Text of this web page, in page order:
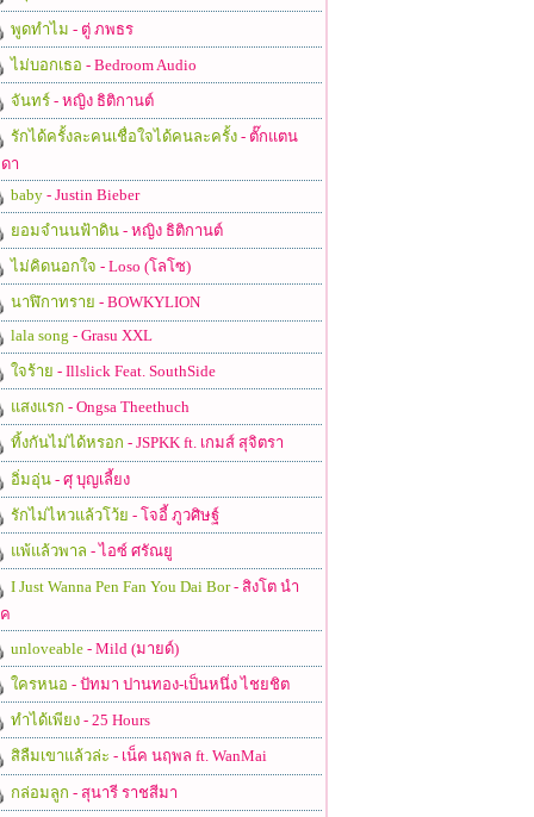
พูดทำไม - ตู่ ภพธร
ไม่บอกเธอ - Bedroom Audio
จันทร์- หญิง ธิติกานต์
รักได้ครั้งละคนเชื่อใจได้คนละครั้ง- ตั๊กแตน
า
baby- Justin Bieber
ยอมจำนนฟ้าดิน- หญิง ธิติกานต์
ไม่คิดนอกใจ - Loso (โลโซ)
นาฬิกาทราย - BOWKYLION
lala song - Grasu XXL
ใจร้าย - Illslick Feat. SouthSide
แสงแรก - Ongsa Theethuch
ทิ้งกันไม่ได้หรอก - JSPKK ft. เกมส์ สุจิตรา
อิ่มอุ่น- ศุ บุญเลี้ยง
รักไม่ไหวแล้วโว้ย - โจอี้ ภูวศิษฐ์
แพ้แล้วพาล - ไอซ์ ศรัณยู
I Just Wanna Pen Fan You Dai Bor- สิงโต นำ
unloveable- Mild (มายด์)
ใครหนอ - ปัทมา ปานทอง-เป็นหนึ่ง ไชยชิต
ทำได้เพียง- 25 Hours
สิลืมเขาแล้วล่ะ - เน็ค นฤพล ft. WanMai
กล่อมลูก - สุนารี ราชสีมา